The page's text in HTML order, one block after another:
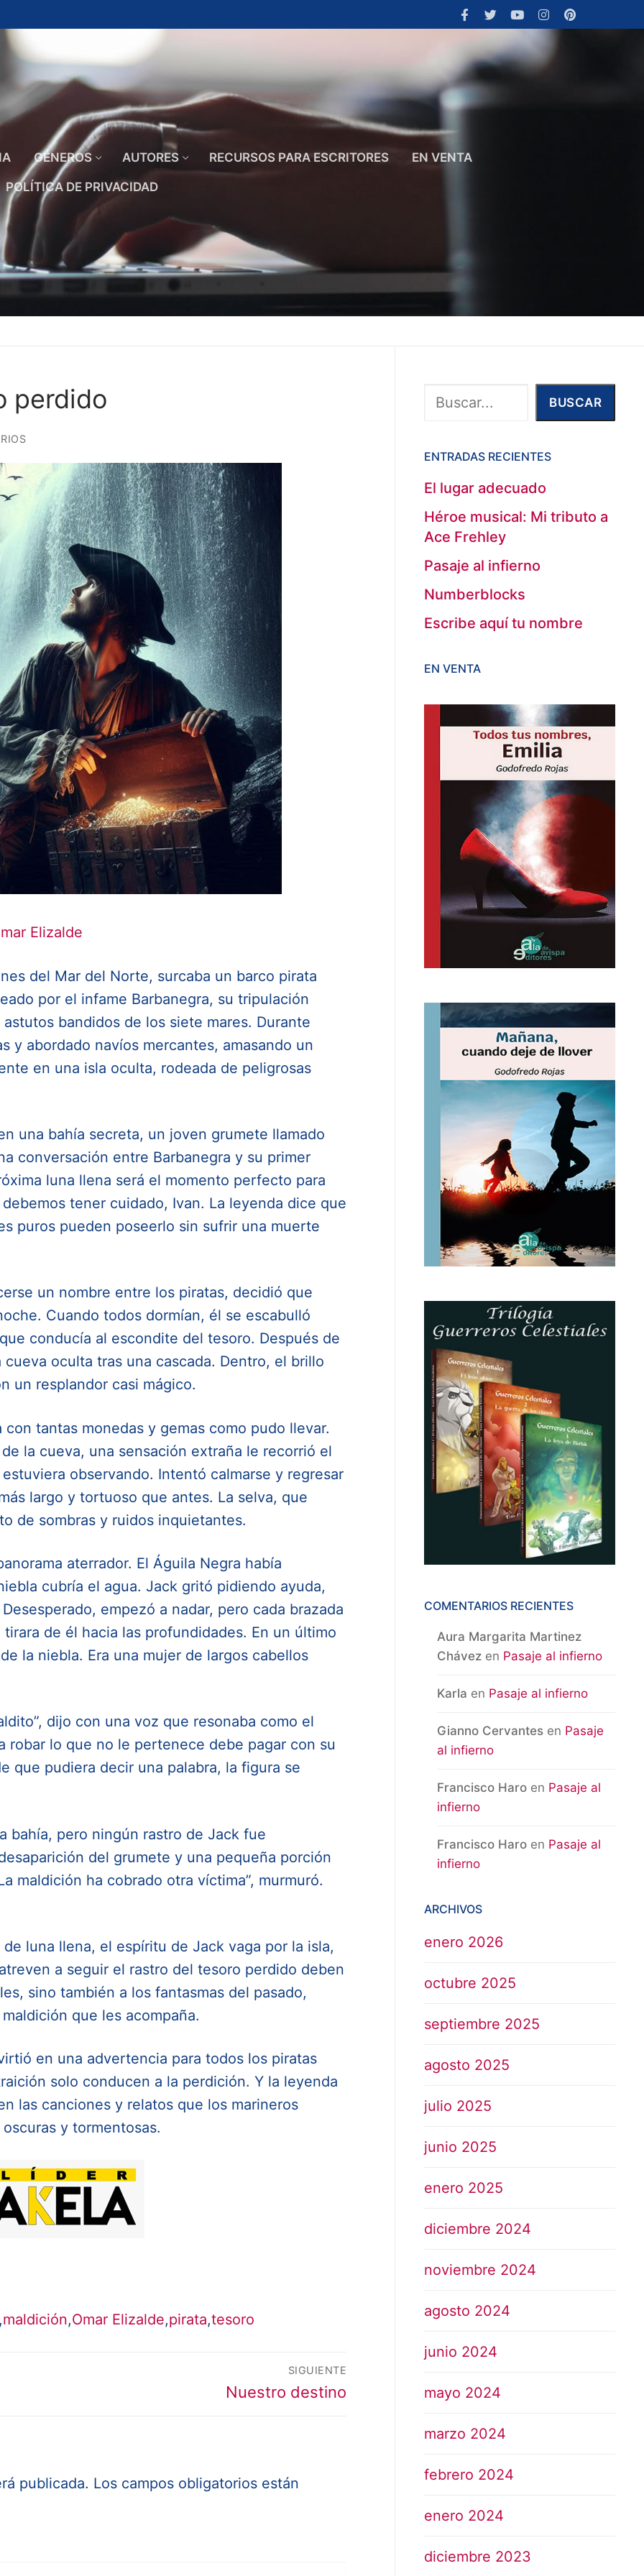
GÉNEROS AUTORES RECURSOS PARA ESCRITORES EN VENTA
POLÍTICA DE PRIVACIDAD
perdido
Elizalde
del Mar del Norte, surcaba un barco pirata
por el infame Barbanegra, su tripulación
bandidos de los siete mares. Durante
y abordado navíos mercantes, amasando un
en una isla oculta, rodeada de peligrosas
una bahía secreta, un joven grumete llamado
conversación entre Barbanegra y su primer
luna llena será el momento perfecto para
tener cuidado, Ivan. La leyenda dice que
puros pueden poseerlo sin sufrir una muerte
un nombre entre los piratas, decidió que
Cuando todos dormían, él se escabulló
conducía al escondite del tesoro. Después de
oculta tras una cascada. Dentro, el brillo
un resplandor casi mágico.
tantas monedas y gemas como pudo llevar.
la cueva, una sensación extraña le recorrió el
observando. Intentó calmarse y regresar
largo y tortuoso que antes. La selva, que
de sombras y ruidos inquietantes.
aterrador. El Águila Negra había
cubría el agua. Jack gritó pidiendo ayuda,
empezó a nadar, pero cada brazada
de él hacia las profundidades. En un último
la niebla. Era una mujer de largos cabellos
dijo con una voz que resonaba como el
robar lo que no le pertenece debe pagar con su
que pudiera decir una palabra, la figura se
bahía, pero ningún rastro de Jack fue
del grumete y una pequeña porción
maldición ha cobrado otra víctima”, murmuró.
luna llena, el espíritu de Jack vaga por la isla,
a seguir el rastro del tesoro perdido deben
sino también a los fantasmas del pasado,
que les acompaña.
en una advertencia para todos los piratas
solo conducen a la perdición. Y la leyenda
las canciones y relatos que los marineros
y tormentosas.
maldición,Omar Elizalde,pirata,tesoro
SIGUIENTE
Entrada
Nuestro destino
publicada. Los campos obligatorios están
Buscar BUSCAR
ENTRADAS RECIENTES
El lugar adecuado
Héroe musical: Mi tributo a
Ace Frehley
Pasaje al infierno
Numberblocks
Escribe aquí tu nombre
EN VENTA
COMENTARIOS RECIENTES
Aura Margarita Martinez
Chávez en Pasaje al infierno
Karla en Pasaje al infierno
Gianno Cervantes en Pasaje
al infierno
Francisco Haro en Pasaje al
infierno
Francisco Haro en Pasaje al
infierno
ARCHIVOS
enero 2026
octubre 2025
septiembre 2025
agosto 2025
julio 2025
junio 2025
enero 2025
diciembre 2024
noviembre 2024
agosto 2024
junio 2024
mayo 2024
marzo 2024
febrero 2024
enero 2024
diciembre 2023